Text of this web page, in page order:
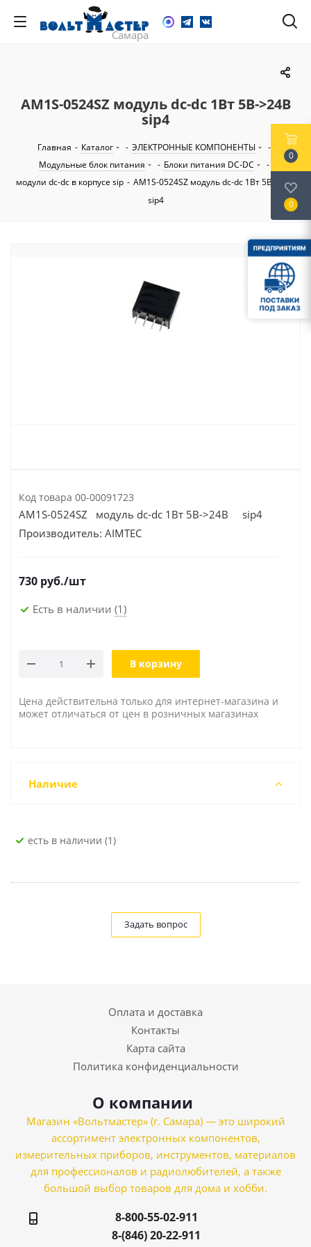
AM1S-0524SZ модуль dc-dc 1Вт 5В->24В
sip4
Главная - Каталог - ЭЛЕКТРОННЫЕ КОМПОНЕНТЫ
-
Модульные блок питания
- Блоки питания DC-DC
-
модули dc-dc в корпусе sip - AM1S-0524SZ модуль dc-dc 1Вт 5В->24В
sip4
Код товара 00-00091723
AM1S-0524SZ модуль dc-dc 1Вт 5В->24В sip4
Производитель: AIMTEC
730 руб./шт
Есть в наличии (1)
В корзину
Цена действительна только для интернет-магазина и
может отличаться от цен в розничных магазинах
Наличие
Есть в наличии (1)
Задать вопрос
Оплата и доставка
Контакты
Карта сайта
Политика конфиденциальности
О компании
Магазин «Вольтмастер» (г. Самара) — это широкий
ассортимент электронных компонентов,
измерительных приборов, инструментов, материалов
для профессионалов и радиолюбителей, а также
большой выбор товаров для дома и хобби.
8-800-55-02-911
8-(846) 20-22-911
0
0